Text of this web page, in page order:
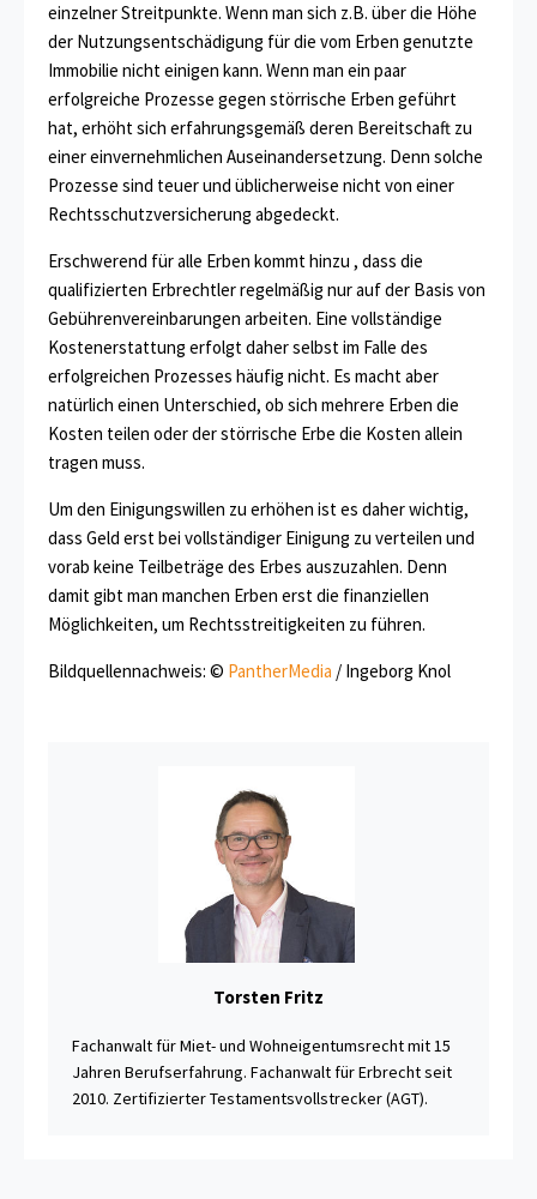
einzelner Streitpunkte. Wenn man sich z.B. über die Höhe
der Nutzungsentschädigung für die vom Erben genutzte
Immobilie nicht einigen kann. Wenn man ein paar
erfolgreiche Prozesse gegen störrische Erben geführt
hat, erhöht sich erfahrungsgemäß deren Bereitschaft zu
einer einvernehmlichen Auseinandersetzung. Denn solche
Prozesse sind teuer und üblicherweise nicht von einer
Rechtsschutzversicherung abgedeckt.
Erschwerend für alle Erben kommt hinzu , dass die
qualifizierten Erbrechtler regelmäßig nur auf der Basis von
Gebührenvereinbarungen arbeiten. Eine vollständige
Kostenerstattung erfolgt daher selbst im Falle des
erfolgreichen Prozesses häufig nicht. Es macht aber
natürlich einen Unterschied, ob sich mehrere Erben die
Kosten teilen oder der störrische Erbe die Kosten allein
tragen muss.
Um den Einigungswillen zu erhöhen ist es daher wichtig,
dass Geld erst bei vollständiger Einigung zu verteilen und
vorab keine Teilbeträge des Erbes auszuzahlen. Denn
damit gibt man manchen Erben erst die finanziellen
Möglichkeiten, um Rechtsstreitigkeiten zu führen.
Bildquellennachweis: © PantherMedia / Ingeborg Knol
Torsten Fritz
Fachanwalt für Miet- und Wohneigentumsrecht mit 15
Jahren Berufserfahrung. Fachanwalt für Erbrecht seit
2010. Zertifizierter Testamentsvollstrecker (AGT).